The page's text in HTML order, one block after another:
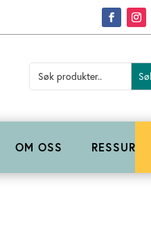
Search
for:
OM OSS RESSURSER